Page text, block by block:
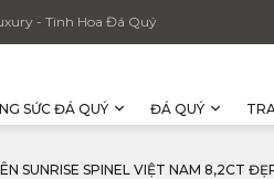
- Tinh Hoa Đá Quý
SỨC ĐÁ QUÝ ĐÁ QUÝ
SUNRISE SPINEL VIỆT NAM 8,2CT